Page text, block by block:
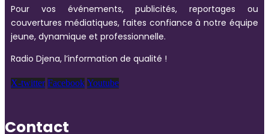
Pour vos événements, publicités, reportages ou
couvertures médiatiques, faites confiance à notre équipe
jeune, dynamique et professionnelle.
Radio Djena, l’information de qualité !
X-twitter Facebook Youtube
Contact